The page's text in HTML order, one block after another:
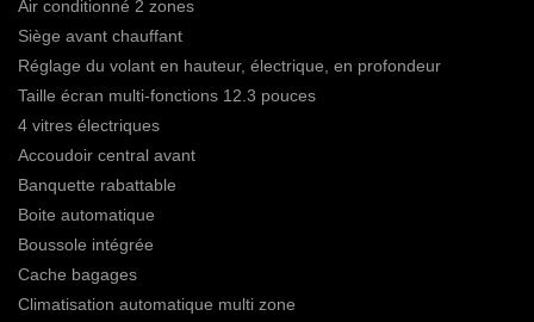
Air conditionné 2 zones
Siège avant chauffant
Réglage du volant en hauteur, électrique, en profondeur
Taille écran multi-fonctions 12.3 pouces
4 vitres électriques
Accoudoir central avant
Banquette rabattable
Boite automatique
Boussole intégrée
Cache bagages
Climatisation automatique multi zone